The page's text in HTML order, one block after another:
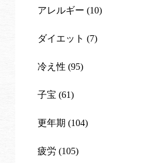
アレルギー (10)
ダイエット (7)
冷え性 (95)
子宝 (61)
更年期 (104)
疲労 (105)